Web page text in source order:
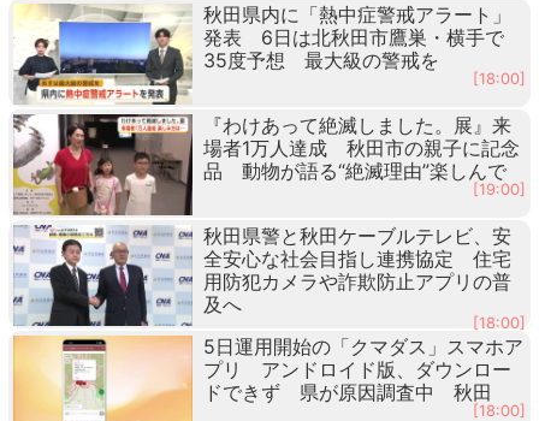
秋田県内に「熱中症警戒アラート」
発表 6日は北秋田市鷹巣・横手で
35度予想 最大級の警戒を
[18:00]
『わけあって絶滅しました。展』来
場者1万人達成 秋田市の親子に記念
品 動物が語る“絶滅理由”楽しんで
[19:00]
秋田県警と秋田ケーブルテレビ、安
全安心な社会目指し連携協定 住宅
用防犯カメラや詐欺防止アプリの普
及へ
[18:00]
5日運用開始の「クマダス」スマホア
プリ アンドロイド版、ダウンロー
ドできず 県が原因調査中 秋田
[18:00]